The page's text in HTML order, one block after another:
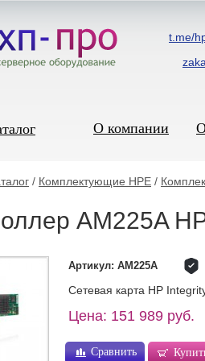
t.me/
О компании
/ Комплектующие HPE /
AM225A
Артикул: AM225A
Сетевая карта HP
Цена: 151 989 руб.
Сравнить